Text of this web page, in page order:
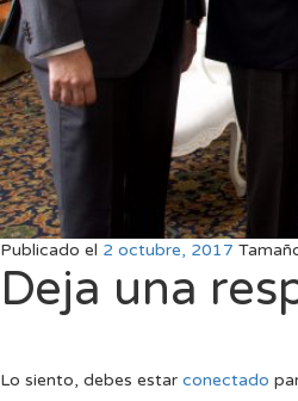
Publicado el 2 octubre, 2017
Deja una
Lo siento, debes estar conectado